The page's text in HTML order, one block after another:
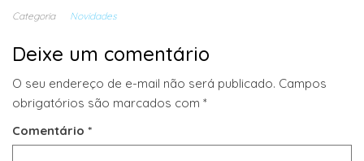
Categoria Novidades
Deixe um comentário
O seu endereço de e-mail não será publicado. Campos
obrigatórios são marcados com *
Comentário *